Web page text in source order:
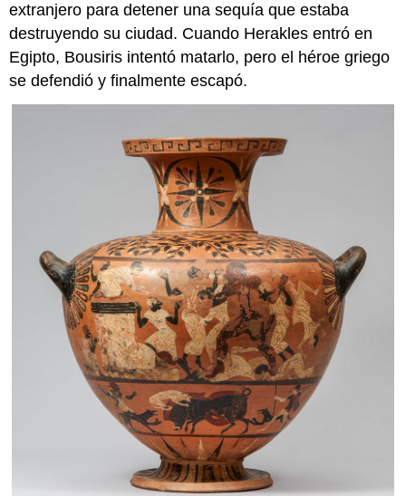
extranjero para detener una sequía que estaba
destruyendo su ciudad. Cuando Herakles entró en
Egipto, Bousiris intentó matarlo, pero el héroe griego
se defendió y finalmente escapó.